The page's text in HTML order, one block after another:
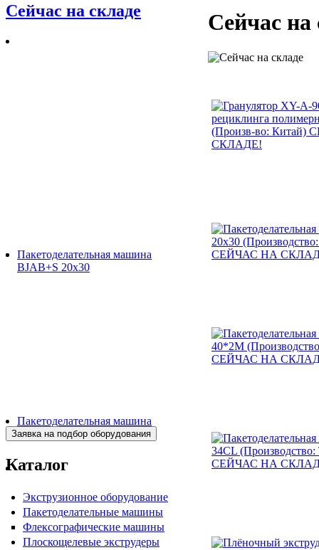
Сейчас на складе
Пакетоделательная машина
BJAB+S 20x30
Пакетоделательная машина
BJAF+S 40*2M
Каталог
Экструзионное оборудование
Пакетоделательные машины
Флексографические машины
Плоскощелевые экструдеры
Сейчас на